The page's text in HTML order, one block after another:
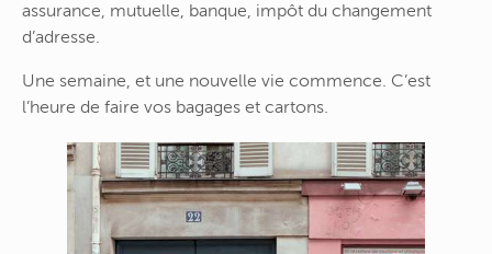
assurance, mutuelle, banque, impôt du changement
d’adresse.
Une semaine, et une nouvelle vie commence. C’est
l’heure de faire vos bagages et cartons.